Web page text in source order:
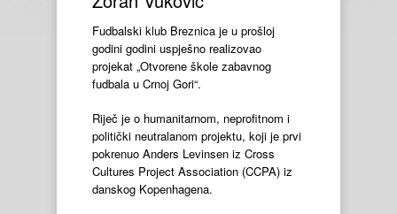
Fudbalski klub Breznica je u prošloj
godini godini uspješno realizovao
projekat „Otvorene škole zabavnog
fudbala u Crnoj Gori“.
Riječ je o humanitarnom, neprofitnom i
politički neutralanom projektu, koji je prvi
pokrenuo Anders Levinsen iz Cross
Cultures Project Association (CCPA) iz
danskog Kopenhagena.